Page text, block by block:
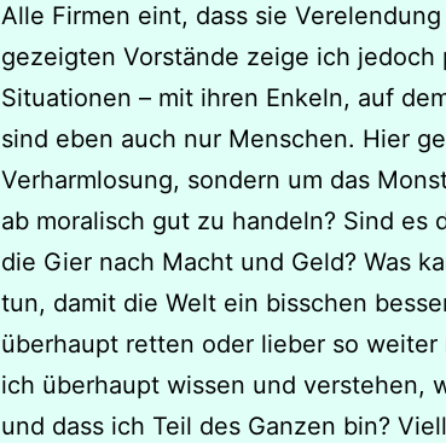
Alle Firmen eint, dass sie
gezeigten Vorstände zeige ich jedoch
Situationen – mit ihren Enkeln, auf
sind eben auch nur Menschen. Hier
Verharmlosung, sondern um das
ab moralisch gut zu handeln? Sind es
die Gier nach Macht und Geld? Was
tun, damit die Welt ein bisschen
überhaupt retten oder lieber so weiter
ich überhaupt wissen und verstehen,
und dass ich Teil des Ganzen bin?